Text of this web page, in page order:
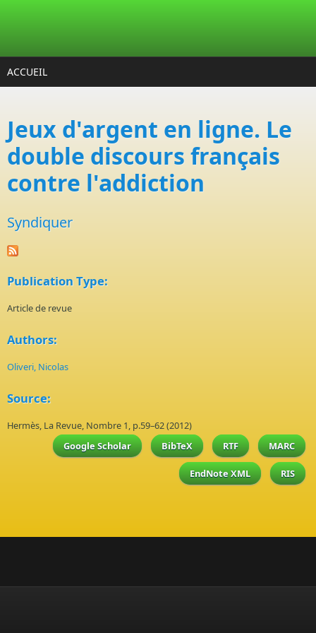
ACCUEIL
Jeux d'argent en ligne. Le
double discours français
contre l'addiction
Syndiquer
Publication Type:
Article de revue
Authors:
Oliveri, Nicolas
Source:
Hermès, La Revue, Nombre 1, p.59–62 (2012)
Google Scholar
BibTeX RTF MARC
EndNote XML RIS